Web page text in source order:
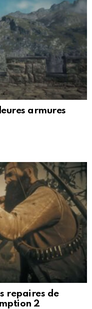
armures
repaires de
2